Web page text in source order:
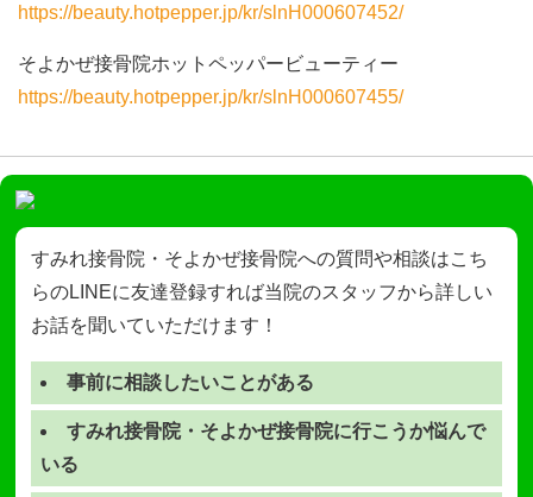
https://beauty.hotpepper.jp/kr/slnH000607452/
そよかぜ接骨院ホットペッパービューティー
https://beauty.hotpepper.jp/kr/slnH000607455/
すみれ接骨院・そよかぜ接骨院への質問や相談はこち
らのLINEに友達登録すれば当院のスタッフから詳しい
お話を聞いていただけます！
事前に相談したいことがある
すみれ接骨院・そよかぜ接骨院に行こうか悩んで
いる